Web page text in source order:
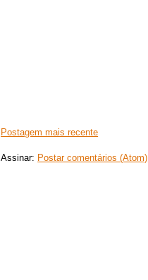
Postagem mais recente
Assinar: Postar comentários (Atom)